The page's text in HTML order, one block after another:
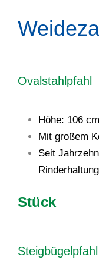
Ovalstahlpfahl
Höhe: 106 cm
Mit großem
Seit
Rinderhaltung
Stück
Steigbügelpfahl